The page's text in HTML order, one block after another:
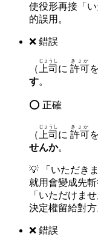
使役形再接「
的誤用。
❌ 錯誤
（ 上司
じょうし
に 許可
きょか
を
す。
⭕ 正確
（ 上司
じょうし
に 許可
きょか
を
せんか。
💡
「いただき
就用會變成先
「いただけま
決定權留給對方
❌ 錯誤